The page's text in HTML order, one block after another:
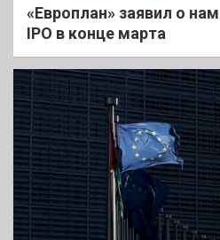
«Европлан» заявил о
IPO в конце марта